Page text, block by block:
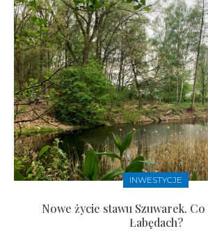
INWESTYCJE
Nowe życie stawu Szuwarek.
Łabędach?